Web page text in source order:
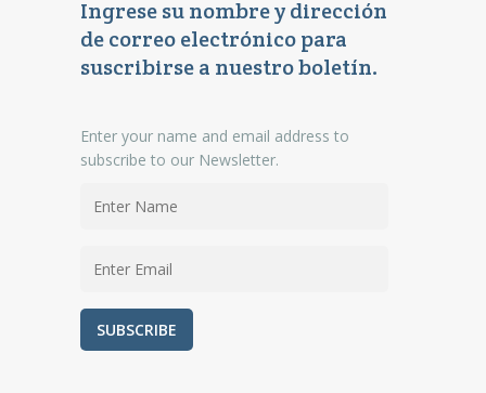
Ingrese su nombre y dirección
de correo electrónico para
suscribirse a nuestro boletín.
Enter your name and email address to
subscribe to our Newsletter.